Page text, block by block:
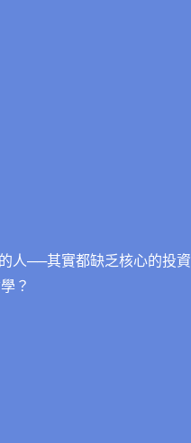
人──其實都缺乏核心的投資
？